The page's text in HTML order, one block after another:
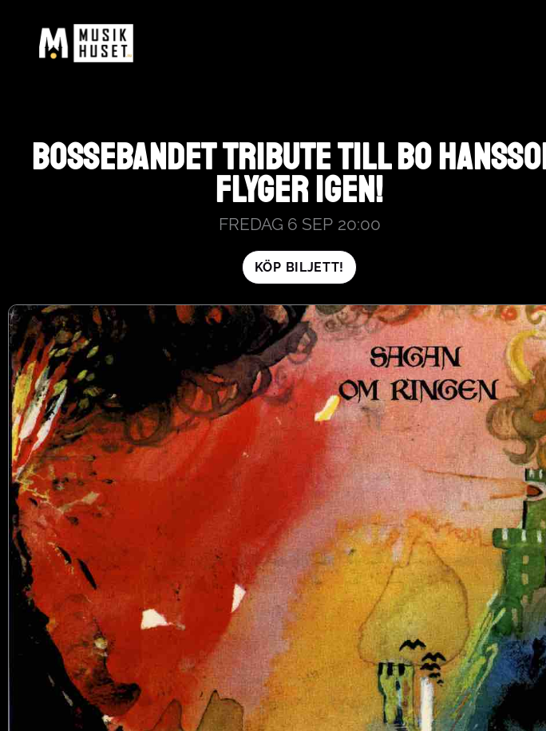
HOPPA
INNEHÅLL
BOSSEBANDET TRIBUTE TILL BO
FLYGER IGEN!
FREDAG 6 SEP 20:00
KÖP BILJETT!